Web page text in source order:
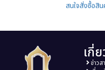
สนใจสั่งซื้อสิ
เกี่
ข่าวส